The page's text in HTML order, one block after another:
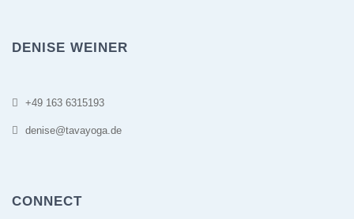
DENISE WEINER
+49 163 6315193
denise@tavayoga.de
CONNECT